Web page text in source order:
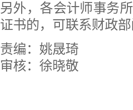
另外，各会计师事务
证书的，可联系财政部
责编：姚晟琦
审核：徐晓敬